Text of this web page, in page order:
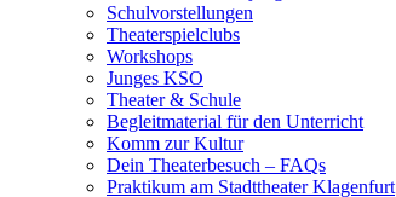
Schulvorstellungen
Theaterspielclubs
Workshops
Junges KSO
Theater & Schule
Begleitmaterial für den Unterricht
Komm zur Kultur
Dein Theaterbesuch – FAQs
Praktikum am Stadttheater Klagenfurt